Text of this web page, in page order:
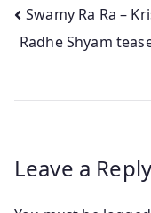
Post
Swamy Ra Ra –
Radhe Shyam
Leave a Reply